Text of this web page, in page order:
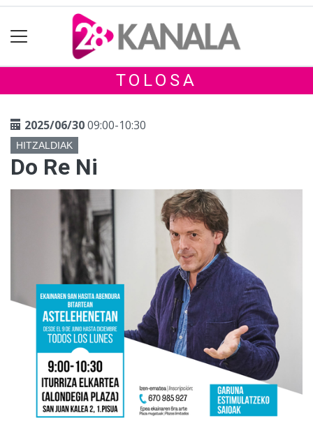
TOLOSA
2025/06/3009:00-10:30
HITZALDIAK
Do Re Ni